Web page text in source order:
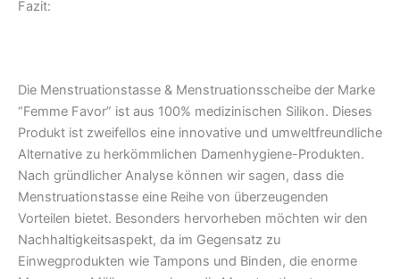
Fazit:
Die Menstruationstasse & Menstruationsscheibe der Marke
“Femme Favor” ist aus 100% medizinischen Silikon. Dieses
Produkt ist zweifellos eine innovative und umweltfreundliche
Alternative zu herkömmlichen Damenhygiene-Produkten.
Nach gründlicher Analyse können wir sagen, dass die
Menstruationstasse eine Reihe von überzeugenden
Vorteilen bietet. Besonders hervorheben möchten wir den
Nachhaltigkeitsaspekt, da im Gegensatz zu
Einwegprodukten wie Tampons und Binden, die enorme